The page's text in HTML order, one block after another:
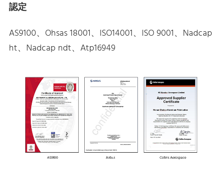
認定
AS9100、Ohsas 18001、ISO14001、ISO 9001、Nadcap
ht、Nadcap ndt、Atp16949